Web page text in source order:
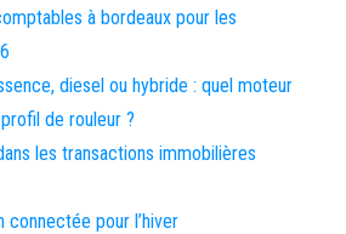
à bordeaux pour les
diesel ou hybride : quel moteur
de rouleur ?
les transactions immobilières
connectée pour l’hiver